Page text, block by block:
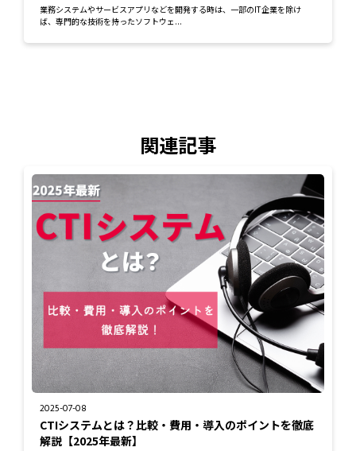
業務システムやサービスアプリなどを開発する時は、一部のIT企業を除け
ば、専門的な技術を持ったソフトウェ...
関連記事
2025-07-08
CTIシステムとは？比較・費用・導入のポイントを徹底
解説【2025年最新】